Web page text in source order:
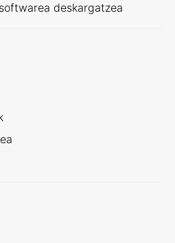
deskargatzea